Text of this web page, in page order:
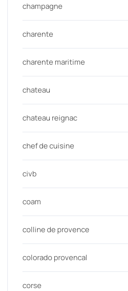
champagne
charente
charente maritime
chateau
chateau reignac
chef de cuisine
civb
coam
colline de provence
colorado provencal
corse